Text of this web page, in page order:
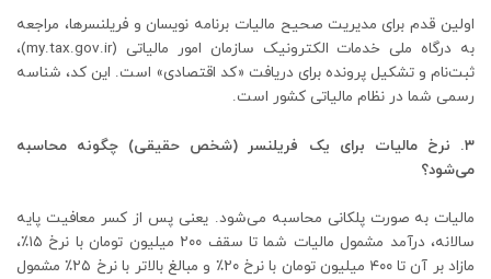
اولین قدم برای مدیریت صحیح مالیات برنامه نویسان و فریلنسرها، مراجعه
به درگاه ملی خدمات الکترونیک سازمان امور مالیاتی (my.tax.gov.ir)،
ثبت‌نام و تشکیل پرونده برای دریافت «کد اقتصادی» است. این کد، شناسه
رسمی شما در نظام مالیاتی کشور است.
۳. نرخ مالیات برای یک فریلنسر (شخص حقیقی) چگونه محاسبه
می‌شود؟
مالیات به صورت پلکانی محاسبه می‌شود. یعنی پس از کسر معافیت پایه
سالانه، درآمد مشمول مالیات شما تا سقف ۲۰۰ میلیون تومان با نرخ ۱۵٪،
مازاد بر آن تا ۴۰۰ میلیون تومان با نرخ ۲۰٪ و مبالغ بالاتر با نرخ ۲۵٪ مشمول